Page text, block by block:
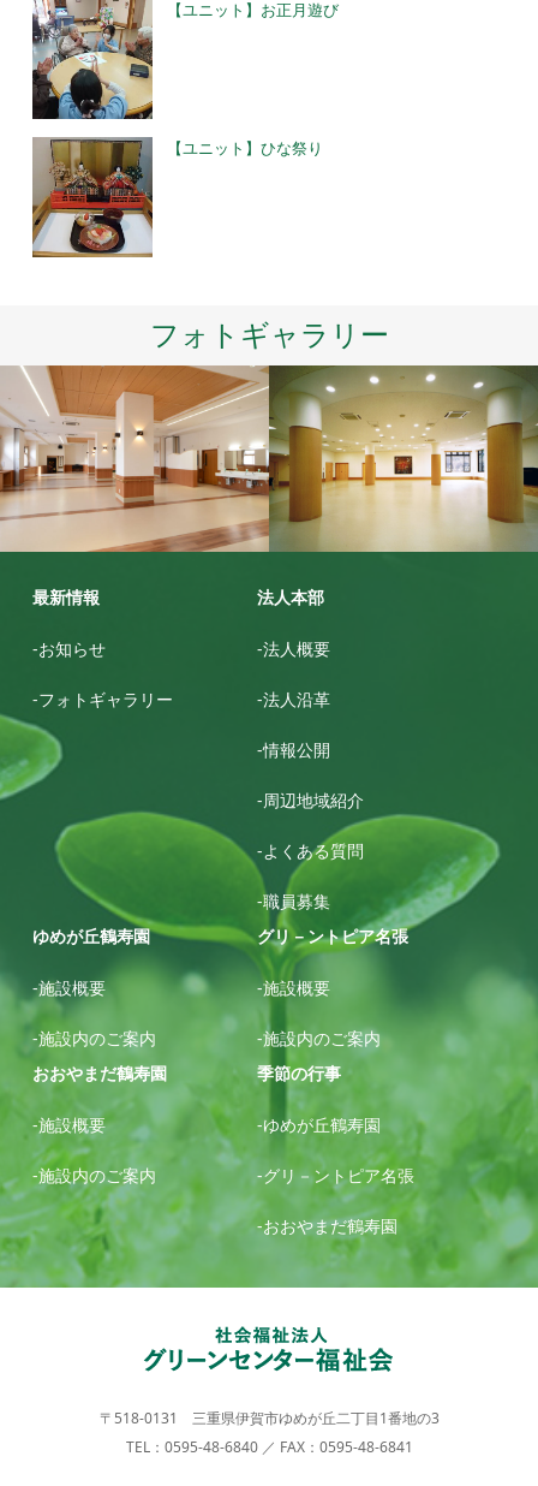
【ユニット】お正月遊び
【ユニット】ひな祭り
フォトギャラリー
ゆめが丘鶴寿園 グリ－ントピア名張
最新情報
-お知らせ
-フォトギャラリー
法人本部
-法人概要
-法人沿革
-情報公開
-周辺地域紹介
-よくある質問
-職員募集
ゆめが丘鶴寿園
-施設概要
-施設内のご案内
グリ－ントピア名張
-施設概要
-施設内のご案内
おおやまだ鶴寿園
-施設概要
-施設内のご案内
季節の行事
-ゆめが丘鶴寿園
-グリ－ントピア名張
-おおやまだ鶴寿園
〒518-0131 三重県伊賀市ゆめが丘二丁目1番地の3
TEL：0595-48-6840 ／ FAX：0595-48-6841